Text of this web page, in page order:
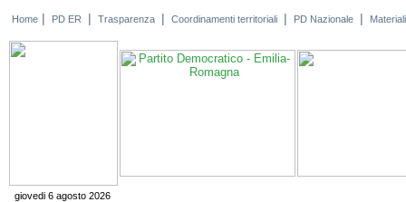
Home | PD ER | Trasparenza | Coordinamenti territoriali | PD Nazionale | Materiali
giovedi 6 agosto 2026